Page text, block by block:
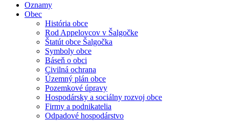
Oznamy
Obec
História obce
Rod Appelovcov v Šalgočke
Štatút obce Šalgočka
Symboly obce
Báseň o obci
Civilná ochrana
Územný plán obce
Pozemkové úpravy
Hospodársky a sociálny rozvoj obce
Firmy a podnikatelia
Odpadové hospodárstvo